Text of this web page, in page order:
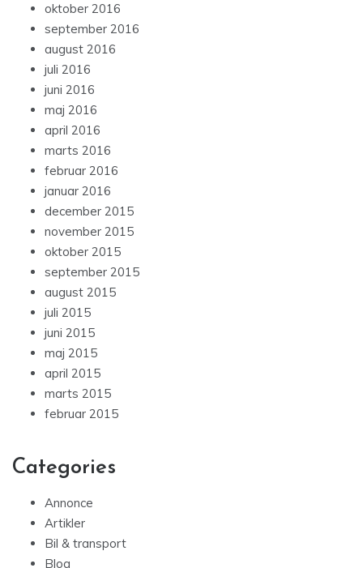
oktober 2016
september 2016
august 2016
juli 2016
juni 2016
maj 2016
april 2016
marts 2016
februar 2016
januar 2016
december 2015
november 2015
oktober 2015
september 2015
august 2015
juli 2015
juni 2015
maj 2015
april 2015
marts 2015
februar 2015
Categories
Annonce
Artikler
Bil & transport
Blog